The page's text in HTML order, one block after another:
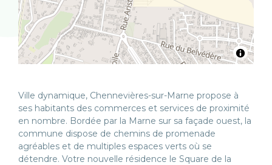
Ville dynamique, Chennevières-sur-Marne propose à
ses habitants des commerces et services de proximité
en nombre. Bordée par la Marne sur sa façade ouest, la
commune dispose de chemins de promenade
agréables et de multiples espaces verts où se
détendre. Votre nouvelle résidence le Square de la